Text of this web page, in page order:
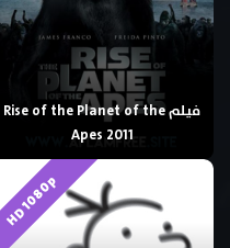
فيلم Rise of the Planet of the
Apes 2011
HD 1080p